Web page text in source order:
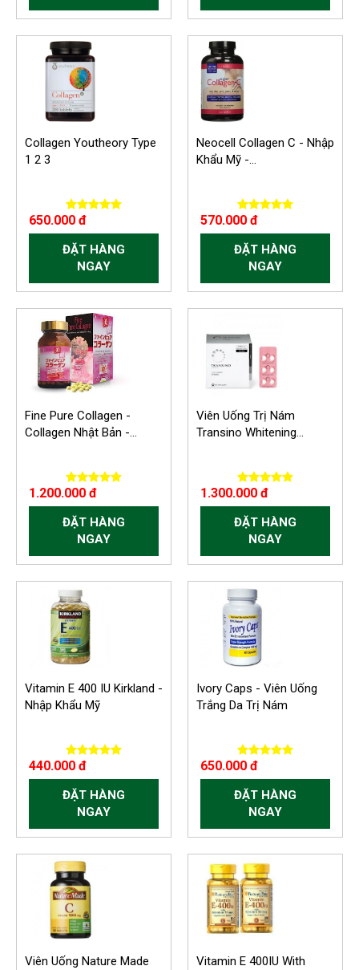
Collagen Youtheory Type
1 2 3
650.000 đ
ĐẶT HÀNG
NGAY
Neocell Collagen C - Nhập
Khẩu Mỹ -...
570.000 đ
ĐẶT HÀNG
NGAY
-300.000 VND
Fine Pure Collagen -
Collagen Nhật Bản -...
1.200.000 đ
ĐẶT HÀNG
NGAY
Viên Uống Trị Nám
Transino Whitening...
1.300.000 đ
ĐẶT HÀNG
NGAY
Vitamin E 400 IU Kirkland -
Nhập Khẩu Mỹ
440.000 đ
ĐẶT HÀNG
NGAY
Ivory Caps - Viên Uống
Trắng Da Trị Nám
650.000 đ
ĐẶT HÀNG
NGAY
Viên Uống Nature Made
Vitamin E 400IU With